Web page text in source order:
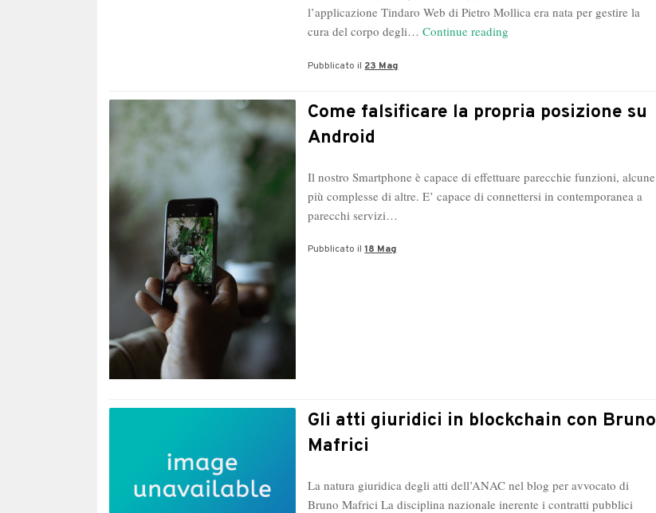
l’applicazione Tindaro Web di Pietro Mollica era nata per gestire la
cura del corpo degli…Continue reading
è
in
Germania!
Pubblicato il 23 Mag
Come falsificare la propria posizione su
Android
Il nostro Smartphone è capace di effettuare parecchie funzioni, alcune
più complesse di altre. E’ capace di connettersi in contemporanea a
parecchi servizi…
Pubblicato il18 Mag
Gli atti giuridici in blockchain con Bruno
Mafrici
La natura giuridica degli atti dell’ANAC nel blog per avvocato di
Bruno Mafrici La disciplina nazionale inerente i contratti pubblici